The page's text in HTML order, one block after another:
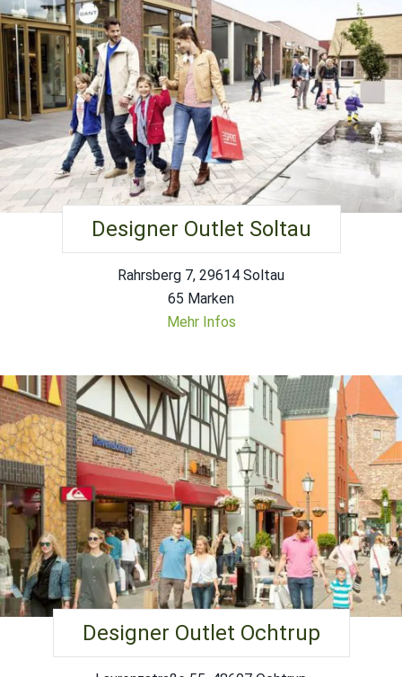
Designer Outlet Soltau
Rahrsberg 7, 29614 Soltau
65 Marken
Mehr Infos
Designer Outlet Ochtrup